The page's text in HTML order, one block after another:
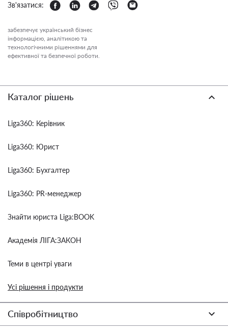
Зв'язатися:
забезпечує український бізнес
інформацією, аналітикою та
технологічними рішеннями для
ефективної та безпечної роботи.
Каталог рішень
Liga360: Керівник
Liga360: Юрист
Liga360: Бухгалтер
Liga360: PR-менеджер
Знайти юриста Liga:BOOK
Академія ЛІГА:ЗАКОН
Теми в центрі уваги
Усі рішення і продукти
Співробітництво